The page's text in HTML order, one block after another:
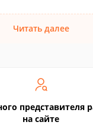
Читать далее
представителя
на сайте